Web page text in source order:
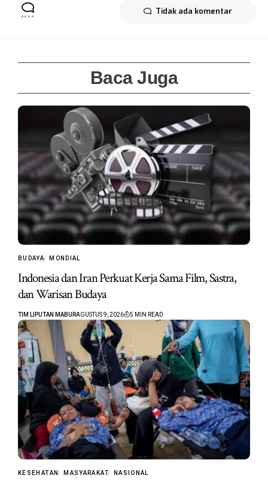
Tidak ada komentar
Baca Juga
BUDAYA MONDIAL
Indonesia dan Iran Perkuat Kerja Sama Film, Sastra,
dan Warisan Budaya
TIM LIPUTAN MABURAGUSTUS 9, 2026 5 MIN READ
KESEHATAN MASYARAKAT NASIONAL